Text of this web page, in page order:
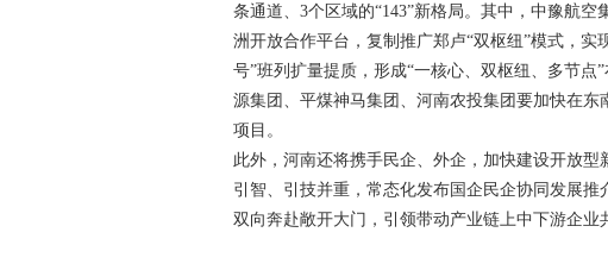
条通道、3个区域的“143”新格局。其中，中豫航
洲开放合作平台，复制推广郑卢“双枢纽”模式，实
号”班列扩量提质，形成“一核心、双枢纽、多节
源集团、平煤神马集团、河南农投集团要加快在
项目。
此外，河南还将携手民企、外企，加快建设开放型
引智、引技并重，常态化发布国企民企协同发展推
双向奔赴敞开大门，引领带动产业链上中下游企业